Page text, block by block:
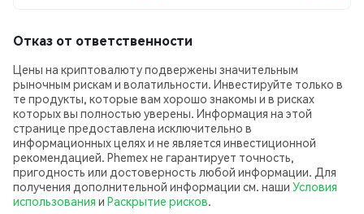
Отказ от ответственности
Цены на криптовалюту подвержены значительным
рыночным рискам и волатильности. Инвестируйте только в
те продукты, которые вам хорошо знакомы и в рисках
которых вы полностью уверены. Информация на этой
странице предоставлена исключительно в
информационных целях и не является инвестиционной
рекомендацией. Phemex не гарантирует точность,
пригодность или достоверность любой информации. Для
получения дополнительной информации см. наши Условия
использования и Раскрытие рисков.